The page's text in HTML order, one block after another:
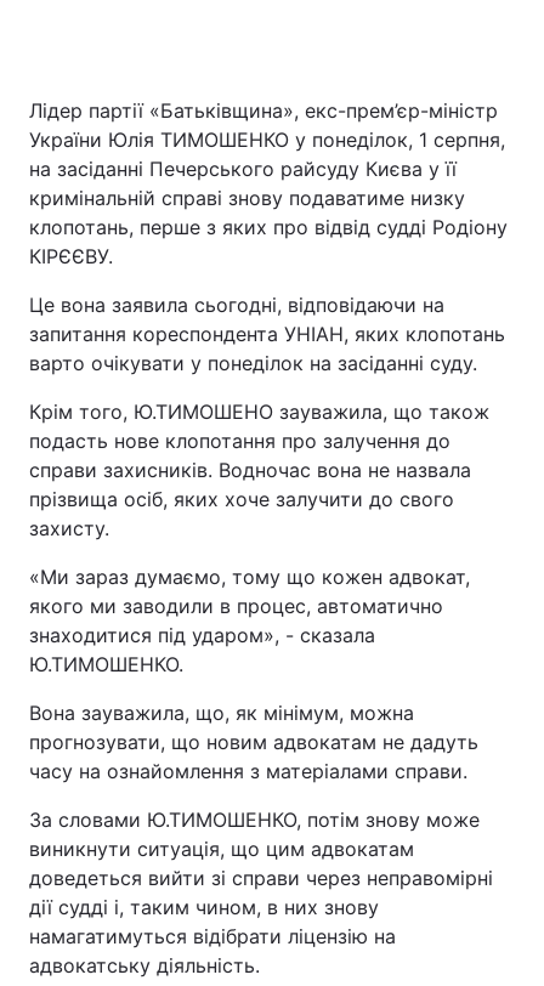
Лідер партії «Батьківщина», екс-прем’єр-міністр
України Юлія ТИМОШЕНКО у понеділок, 1 серпня,
на засіданні Печерського райсуду Києва у її
кримінальній справі знову подаватиме низку
клопотань, перше з яких про відвід судді Родіону
КІРЄЄВУ.
Це вона заявила сьогодні, відповідаючи на
запитання кореспондента УНІАН, яких клопотань
варто очікувати у понеділок на засіданні суду.
Крім того, Ю.ТИМОШЕНО зауважила, що також
подасть нове клопотання про залучення до
справи захисників. Водночас вона не назвала
прізвища осіб, яких хоче залучити до свого
захисту.
«Ми зараз думаємо, тому що кожен адвокат,
якого ми заводили в процес, автоматично
знаходитися під ударом», - сказала
Ю.ТИМОШЕНКО.
Вона зауважила, що, як мінімум, можна
прогнозувати, що новим адвокатам не дадуть
часу на ознайомлення з матеріалами справи.
За словами Ю.ТИМОШЕНКО, потім знову може
виникнути ситуація, що цим адвокатам
доведеться вийти зі справи через неправомірні
дії судді і, таким чином, в них знову
намагатимуться відібрати ліцензію на
адвокатську діяльність.